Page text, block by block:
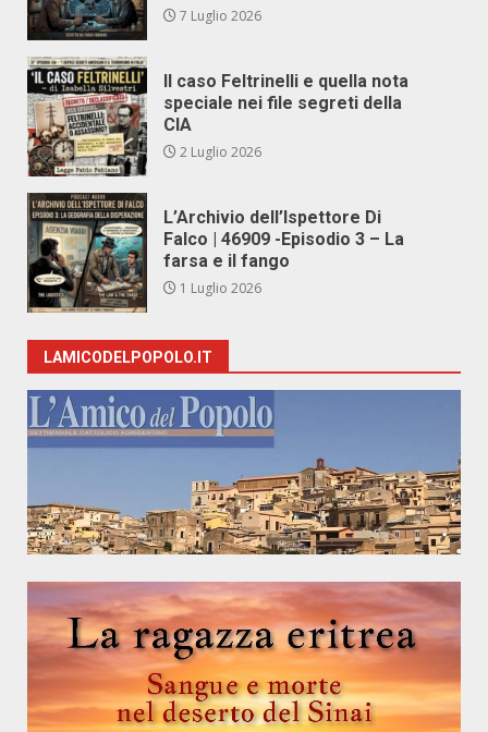
7 Luglio 2026
Il caso Feltrinelli e quella nota
speciale nei file segreti della
CIA
2 Luglio 2026
L’Archivio dell’Ispettore Di
Falco | 46909 -Episodio 3 – La
farsa e il fango
1 Luglio 2026
LAMICODELPOPOLO.IT